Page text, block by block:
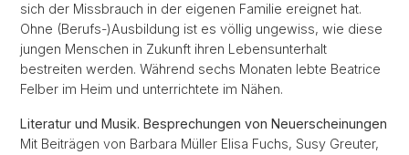
sich der Missbrauch in der eigenen Familie ereignet hat.
Ohne (Berufs-)Ausbildung ist es völlig ungewiss, wie diese
jungen Menschen in Zukunft ihren Lebensunterhalt
bestreiten werden. Während sechs Monaten lebte Beatrice
Felber im Heim und unterrichtete im Nähen.
Literatur und Musik. Besprechungen von Neuerscheinungen
Mit Beiträgen von Barbara Müller Elisa Fuchs, Susy Greuter,